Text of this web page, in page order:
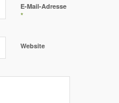
E-Mail-Adresse
*
Website